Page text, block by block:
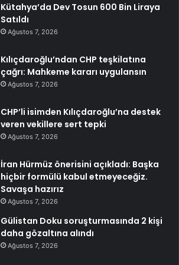
Kütahya’da Dev Tosun 600 Bin Liraya
Satıldı
Ağustos 7, 2026
Kılıçdaroğlu’ndan CHP teşkilatına
çağrı: Mahkeme kararı uygulansın
Ağustos 7, 2026
CHP’li isimden Kılıçdaroğlu’na destek
veren vekillere sert tepki
Ağustos 7, 2026
İran Hürmüz önerisini açıkladı: Başka
hiçbir formülü kabul etmeyeceğiz.
Savaşa hazırız
Ağustos 7, 2026
Gülistan Doku soruşturmasında 2 kişi
daha gözaltına alındı
Ağustos 7, 2026